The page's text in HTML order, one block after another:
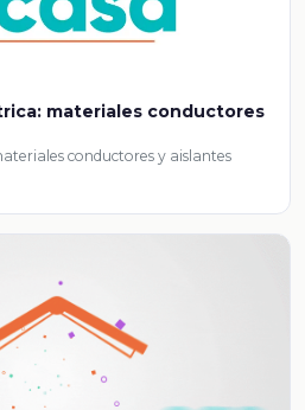
materiales conductores
conductores y aislantes